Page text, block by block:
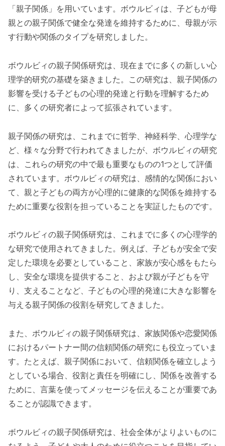
「親子関係」を用いています。ボウルビィは、子どもが母
親との親子関係で健全な発達を維持するために、母親が示
す行動や関係のタイプを研究しました。
ボウルビィの親子関係研究は、現在までに多くの新しい心
理学的研究の基礎を築きました。この研究は、親子関係の
影響を受ける子どもの心理的発達と行動を理解するため
に、多くの研究者によって拡張されています。
親子関係の研究は、これまでに哲学、神経科学、心理学な
ど、様々な分野で行われてきましたが、ボウルビィの研究
は、これらの研究の中で最も重要なものの1つとして評価
されています。ボウルビィの研究は、感情的な関係におい
て、親と子どもの両方が心理的に健康的な関係を維持する
ために重要な役割を担っていることを実証したものです。
ボウルビィの親子関係研究は、これまでに多くの心理学的
な研究で使用されてきました。例えば、子どもが安全で安
定した環境を必要としていること、家族が安心感をもたら
し、安全な環境を提供すること、および親が子どもを守
り、支えることなど、子どもの心理的発達に大きな影響を
与える親子関係の役割を研究してきました。
また、ボウルビィの親子関係研究は、家族関係や恋愛関係
におけるパートナー間の信頼関係の研究にも役立っていま
す。たとえば、親子関係において、信頼関係を確立しよう
としている場合、役割と責任を明確にし、関係を改善する
ために、言葉を使ってメッセージを伝えることが重要であ
ることが認識できます。
ボウルビィの親子関係研究は、社会全体がよりよいものに